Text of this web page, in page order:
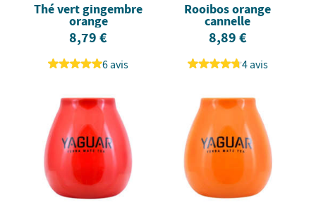
Thé vert gingembre
orange
8,79 €
6 avis
Rooibos orange
cannelle
8,89 €
4 avis